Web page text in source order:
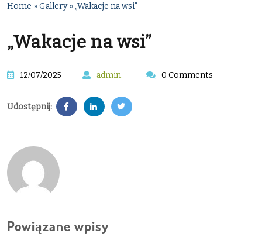
Home »Gallery»„Wakacje na wsi”
„Wakacje na wsi”
12/07/2025 admin 0 Comments
Udostępnij:
Powiązane wpisy